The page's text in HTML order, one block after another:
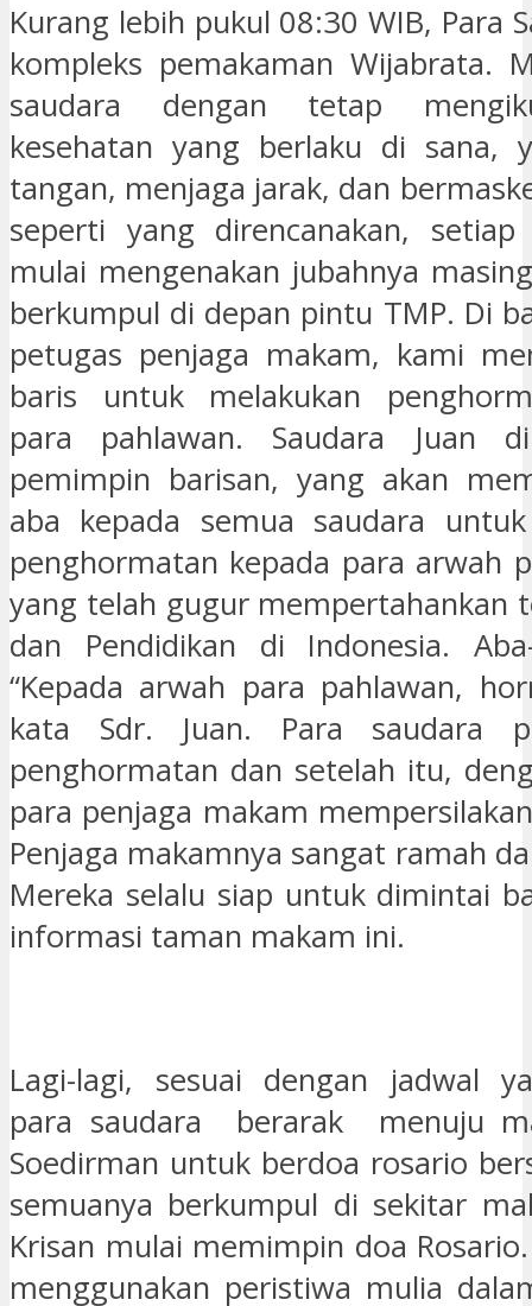
Kurang lebih pukul 08:30 WIB, Para
kompleks pemakaman Wijabrata.
saudara dengan tetap
kesehatan yang berlaku di sana,
tangan, menjaga jarak, dan
seperti yang direncanakan,
mulai mengenakan jubahnya
berkumpul di depan pintu TMP. Di
petugas penjaga makam, kami
baris untuk melakukan
para pahlawan. Saudara Juan
pemimpin barisan, yang akan
aba kepada semua saudara
penghormatan kepada para arwah
yang telah gugur mempertahankan
dan Pendidikan di Indonesia.
“Kepada arwah para pahlawan,
kata Sdr. Juan. Para saudara
penghormatan dan setelah itu,
para penjaga makam
Penjaga makamnya sangat ramah
Mereka selalu siap untuk dimintai
informasi taman makam ini.
Lagi-lagi, sesuai dengan jadwal
para saudara berarak menuju
Soedirman untuk berdoa rosario
semuanya berkumpul di sekitar
Krisan mulai memimpin doa
menggunakan peristiwa mulia